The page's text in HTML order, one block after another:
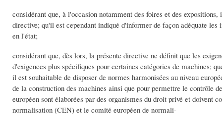
considérant que, à l'occasion notamment des foires et des
directive; qu'il est cependant indiqué d'informer de façon adéquate
en l'état;
considérant que, dès lors, la présente directive ne définit que les
d'exigences plus spécifiques pour certaines catégories de machines;
il est souhaitable de disposer de normes harmonisées au niveau
de la construction des machines ainsi que pour permettre le contrôle
européen sont élaborées par des organismes du droit privé et doivent
normalisation (CEN) et le comité européen de normali-